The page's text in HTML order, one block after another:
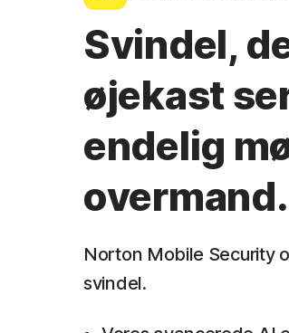
Svindel,
øjekast
endelig
overmand.
Norton Mobile Security
svindel.